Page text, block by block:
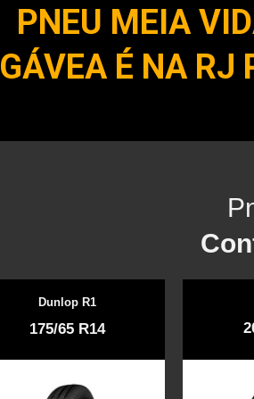
PNEU MEIA
GÁVEA É NA RJ
Dunlop R1
175/65 R14